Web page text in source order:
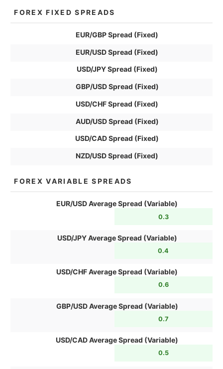
FOREX FIXED SPREADS
EUR/GBP Spread (Fixed)
EUR/USD Spread (Fixed)
USD/JPY Spread (Fixed)
GBP/USD Spread (Fixed)
USD/CHF Spread (Fixed)
AUD/USD Spread (Fixed)
USD/CAD Spread (Fixed)
NZD/USD Spread (Fixed)
FOREX VARIABLE SPREADS
EUR/USD Average Spread (Variable)
0.3
USD/JPY Average Spread (Variable)
0.4
USD/CHF Average Spread (Variable)
0.6
GBP/USD Average Spread (Variable)
0.7
USD/CAD Average Spread (Variable)
0.5